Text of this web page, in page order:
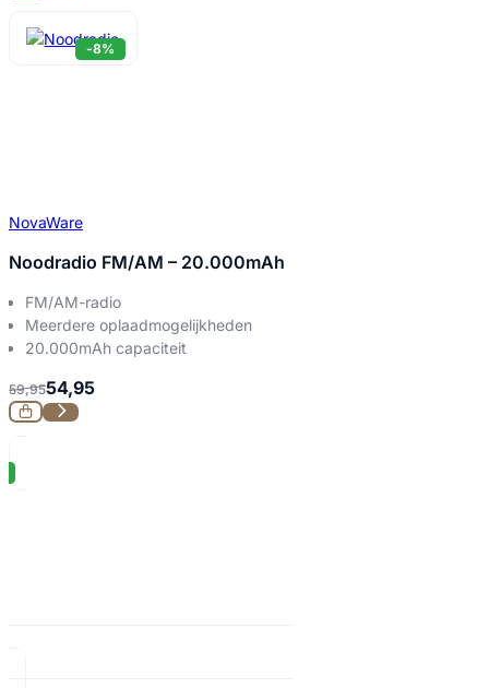
-8%
NovaWare
Noodradio FM/AM – 20.000mAh
FM/AM-radio
Meerdere oplaadmogelijkheden
20.000mAh capaciteit
59,9554,95